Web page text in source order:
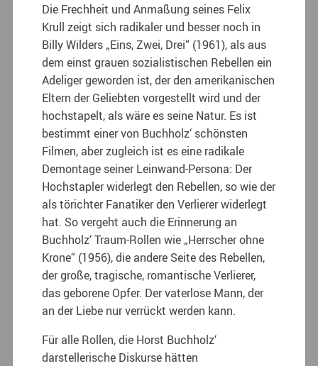
Die Frechheit und Anmaßung seines Felix
Krull zeigt sich radikaler und besser noch in
Billy Wilders „Eins, Zwei, Drei“ (1961), als aus
dem einst grauen sozialistischen Rebellen ein
Adeliger geworden ist, der den amerikanischen
Eltern der Geliebten vorgestellt wird und der
hochstapelt, als wäre es seine Natur. Es ist
bestimmt einer von Buchholz‘ schönsten
Filmen, aber zugleich ist es eine radikale
Demontage seiner Leinwand-Persona: Der
Hochstapler widerlegt den Rebellen, so wie der
als törichter Fanatiker den Verlierer widerlegt
hat. So vergeht auch die Erinnerung an
Buchholz‘ Traum-Rollen wie „Herrscher ohne
Krone“ (1956), die andere Seite des Rebellen,
der große, tragische, romantische Verlierer,
das geborene Opfer. Der vaterlose Mann, der
an der Liebe nur verrückt werden kann.
Für alle Rollen, die Horst Buchholz‘
darstellerische Diskurse hätten